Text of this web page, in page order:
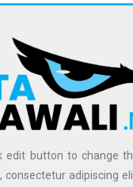
edit button to change
adipiscing